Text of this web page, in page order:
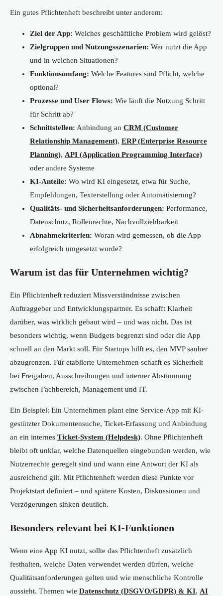
Ein gutes Pflichtenheft beschreibt unter anderem:
Ziel der App: Welches geschäftliche Problem wird gelöst?
Zielgruppen und Nutzungsszenarien: Wer nutzt die App
und in welchen Situationen?
Funktionsumfang: Welche Features sind Pflicht, welche
optional?
Prozesse und User Flows: Wie läuft die Nutzung Schritt
für Schritt ab?
Schnittstellen: Anbindung an CRM (Customer
Relationship Management), ERP (Enterprise Resource
Planning), API (Application Programming Interface)
oder andere Systeme
KI-Anteile: Wo wird KI eingesetzt, etwa für Suche,
Empfehlungen, Texterstellung oder Automatisierung?
Qualitäts- und Sicherheitsanforderungen: Performance,
Datenschutz, Rollenrechte, Nachvollziehbarkeit
Abnahmekriterien: Woran wird gemessen, ob die App
erfolgreich umgesetzt wurde?
Warum ist das für Unternehmen wichtig?
Ein Pflichtenheft reduziert Missverständnisse zwischen
Auftraggeber und Entwicklungspartner. Es schafft Klarheit
darüber, was wirklich gebaut wird – und was nicht. Das ist
besonders wichtig, wenn Budgets begrenzt sind oder die App
schnell an den Markt soll. Für Startups hilft es, den MVP sauber
abzugrenzen. Für etablierte Unternehmen schafft es Sicherheit
bei Freigaben, Ausschreibungen und interner Abstimmung
zwischen Fachbereich, Management und IT.
Ein Beispiel: Ein Unternehmen plant eine Service-App mit KI-
gestützter Dokumentensuche, Ticket-Erfassung und Anbindung
an ein internes Ticket-System (Helpdesk). Ohne Pflichtenheft
bleibt oft unklar, welche Datenquellen eingebunden werden, wie
Nutzerrechte geregelt sind und wann eine Antwort der KI als
ausreichend gilt. Mit Pflichtenheft werden diese Punkte vor
Projektstart definiert – und spätere Kosten, Diskussionen und
Verzögerungen sinken deutlich.
Besonders relevant bei KI-Funktionen
Wenn eine App KI nutzt, sollte das Pflichtenheft zusätzlich
festhalten, welche Daten verwendet werden dürfen, welche
Qualitätsanforderungen gelten und wie menschliche Kontrolle
aussieht. Themen wie Datenschutz (DSGVO/GDPR) & KI, AI